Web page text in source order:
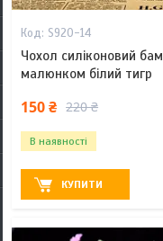
S920-14
Чохол силіконовий
малюнком білий тигр
150 ₴ 220 ₴
В наявності
КУПИТИ